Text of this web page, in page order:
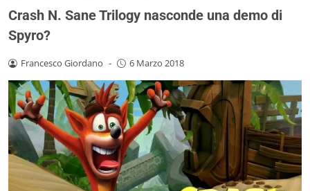
Crash N. Sane Trilogy nasconde una demo di
Spyro?
Francesco Giordano - 6 Marzo 2018